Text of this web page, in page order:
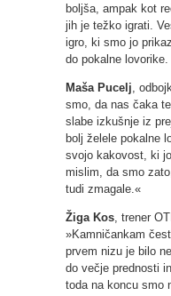
boljša, ampak kot
jih je težko igrati.
igro, ki smo jo
do pokalne lovorike.
Maša Pucelj ,
smo, da nas čaka
slabe izkušnje iz
bolj želele pokalne
svojo kakovost, ki
mislim, da smo
tudi zmagale.«
Žiga Kos , trener
»Kamničankam
prvem nizu je bilo
do večje prednosti
toda na koncu smo